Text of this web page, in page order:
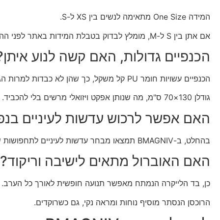
המידה One Size מתאימה לנשים בין XS ל-S.
אם אתן בין S ל-M, מומלץ לבדוק בטבלת המידות באתר לפני ההזמנה.
הכנפיים גדולות, האם קשה לנוע
הכנפיים עשויות חומר PU קל משקל, כך שהן לא כבדות למרות הגודל הגדול שלהן.
גודלן 130×70 ס"מ, מה שנותן אפקט ויזואלי מרשים בלי להכביד.
האם אפשר לרכוש עדשות לעיניים
בהחלט, ב-BMAGNIV תמצאו מבחר עדשות לעיניים לתחפושות שישלימו את לוק הדרקון שלכן.
האם האוברול מתאים לישיבה וריקוד?
כן, בד הלייקרה הנמתח מאפשר תנועה חופשית לאורך כל הערב.
הרוכסן הנסתר מוסיף נוחות ומראה נקי, גם כשרוקדים.